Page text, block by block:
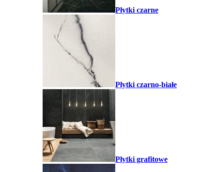
Płytki czarne
Płytki czarno-białe
Płytki grafitowe